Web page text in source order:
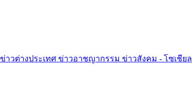
ข่าวต่างประเทศ ข่าวอาชญากรรม ข่าวสังคม - โซเชียล